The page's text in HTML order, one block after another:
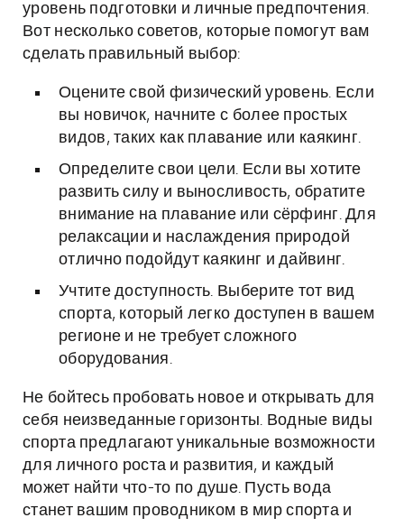
уровень подготовки и личные предпочтения.
Вот несколько советов, которые помогут вам
сделать правильный выбор:
Оцените свой физический уровень. Если
вы новичок, начните с более простых
видов, таких как плавание или каякинг.
Определите свои цели. Если вы хотите
развить силу и выносливость, обратите
внимание на плавание или сёрфинг. Для
релаксации и наслаждения природой
отлично подойдут каякинг и дайвинг.
Учтите доступность. Выберите тот вид
спорта, который легко доступен в вашем
регионе и не требует сложного
оборудования.
Не бойтесь пробовать новое и открывать для
себя неизведанные горизонты. Водные виды
спорта предлагают уникальные возможности
для личного роста и развития, и каждый
может найти что-то по душе. Пусть вода
станет вашим проводником в мир спорта и